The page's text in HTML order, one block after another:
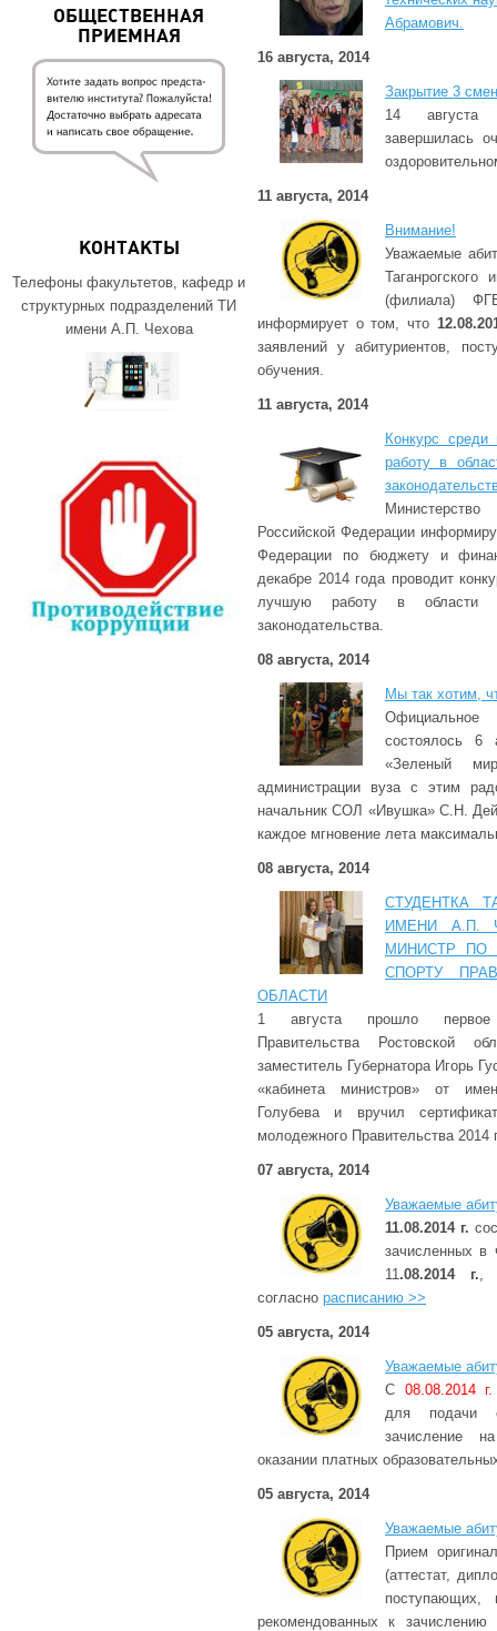
ОБЩЕСТВЕННАЯ
ПРИЕМНАЯ
КОНТАКТЫ
Телефоны факультетов, кафедр и
структурных подразделений ТИ
имени А.П. Чехова
Абрамович.
16 августа, 2014
Закрытие 3
14 августа
завершилась
11 августа, 2014
Внимание!
Уважаемые
(филиала)
информирует о том, что
заявлений у абитуриентов,
обучения.
11 августа, 2014
Конкурс
работу в
Российской Федерации
Федерации по бюджету и
декабре 2014 года проводит
лучшую работу в области
законодательства.
08 августа, 2014
Мы так хотим,
Официальное
состоялось 6
«Зеленый
администрации вуза с этим
начальник СОЛ «Ивушка» С.Н.
каждое мгновение лета
08 августа, 2014
СТУДЕНТКА
ИМЕНИ А.П.
МИНИСТР ПО
СПОРТУ
ОБЛАСТИ
1 августа прошло первое
Правительства Ростовской
заместитель Губернатора Игорь
«кабинета министров» от
Голубева и вручил
молодежного Правительства 2014
07 августа, 2014
Уважаемые
11.08.2014 г.
зачисленных в
11.08.2014 г.,
согласно расписанию >>
05 августа, 2014
Уважаемые
С 08.08.2014 г.
для подачи
зачисление
оказании платных
05 августа, 2014
Уважаемые
Прием
(аттестат,
рекомендованных к